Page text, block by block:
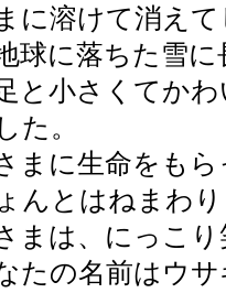
に溶けて消え
球に落ちた雪
と小さくてか
た。
まに生命をもら
んとはねまわ
まは、にっこり
なたの名前はウ